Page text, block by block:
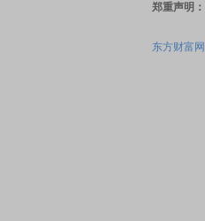
郑重声明：
东方财富网